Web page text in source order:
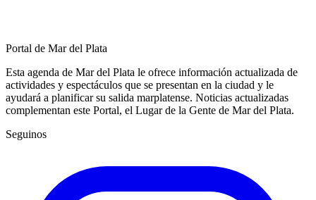
Portal de Mar del Plata
Esta agenda de Mar del Plata le ofrece información actualizada de
actividades y espectáculos que se presentan en la ciudad y le
ayudará a planificar su salida marplatense. Noticias actualizadas
complementan este Portal, el Lugar de la Gente de Mar del Plata.
Seguinos